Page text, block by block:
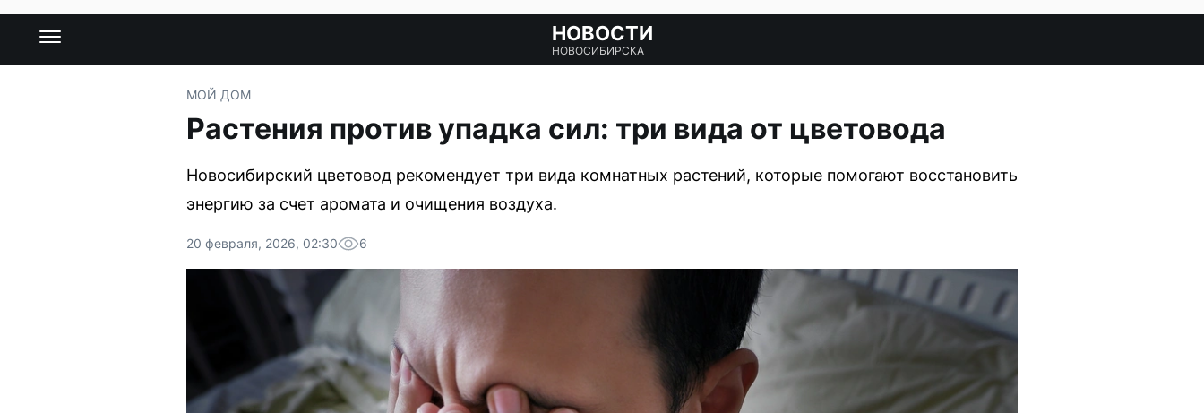
НОВОСТИ
НОВОСИБИРСКА
МОЙ ДОМ
Растения против упадка сил: три вида от цветовода
Новосибирский цветовод рекомендует три вида комнатных растений, которые помогают восстановить
энергию за счет аромата и очищения воздуха.
20 февраля, 2026, 02:30 6